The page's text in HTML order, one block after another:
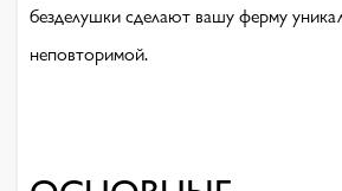
безделушки сделают вашу ферму
неповторимой.